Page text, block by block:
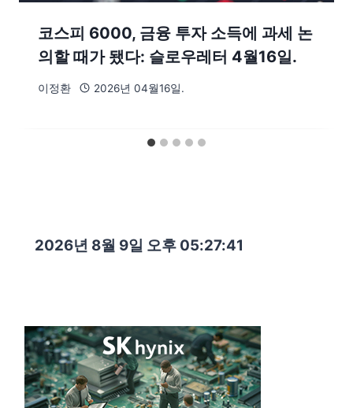
코스피 6000, 금융 투자 소득에 과세 논
의할 때가 됐다: 슬로우레터 4월16일.
이정환 2026년 04월16일.
2026년 8월 9일 오후 05:27:43